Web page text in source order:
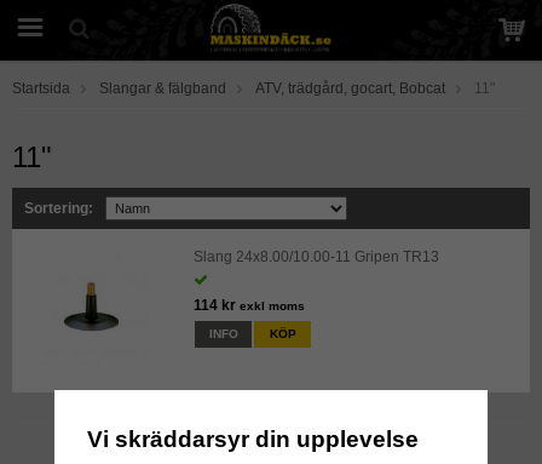
Startsida Slangar & fälgband ATV, trädgård, gocart, Bobcat 11"
11"
Sortering:
Slang 24x8.00/10.00-11 Gripen TR13
114 kr exkl moms
INFO KÖP
Till Kassan
Vi skräddarsyr din upplevelse